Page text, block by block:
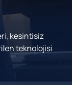
kesintisiz
teknolojisi